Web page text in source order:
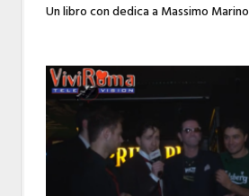
Un libro con dedica a Massimo Marino